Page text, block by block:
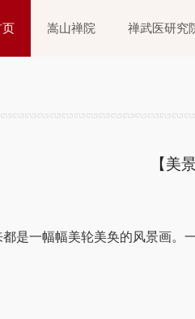
页 嵩山禅院 禅武医研究
【美
是一幅幅美轮美奂的风景画。